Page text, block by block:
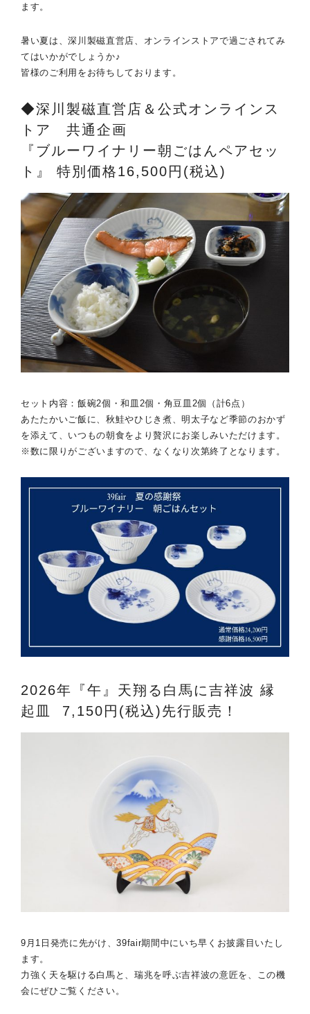
ます。
暑い夏は、深川製磁直営店、オンラインストアで過ごされてみ
てはいかがでしょうか♪
皆様のご利用をお待ちしております。
◆深川製磁直営店＆公式オンラインス
トア 共通企画
『ブルーワイナリー朝ごはんペアセッ
ト』 特別価格16,500円(税込)
セット内容：飯碗2個・和皿2個・角豆皿2個（計6点）
あたたかいご飯に、秋鮭やひじき煮、明太子など季節のおかず
を添えて、いつもの朝食をより贅沢にお楽しみいただけます。
※数に限りがございますので、なくなり次第終了となります。
2026年『午』天翔る白馬に吉祥波 縁
起皿 7,150円(税込)先行販売！
9月1日発売に先がけ、39fair期間中にいち早くお披露目いたし
ます。
力強く天を駆ける白馬と、瑞兆を呼ぶ吉祥波の意匠を、この機
会にぜひご覧ください。